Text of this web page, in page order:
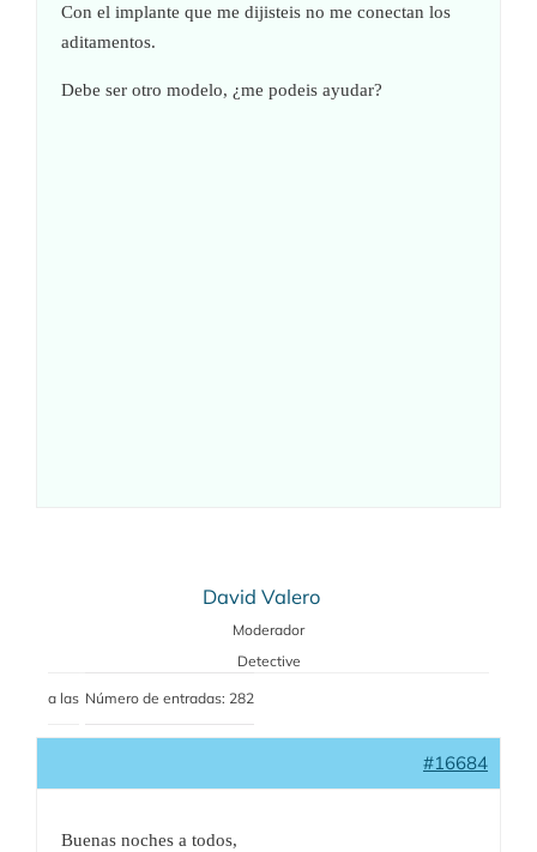
Con el implante que me dijisteis no me conectan los
aditamentos.
Debe ser otro modelo, ¿me podeis ayudar?
David Valero
Moderador
Detective
a las Número de entradas: 282
#16684
Buenas noches a todos,